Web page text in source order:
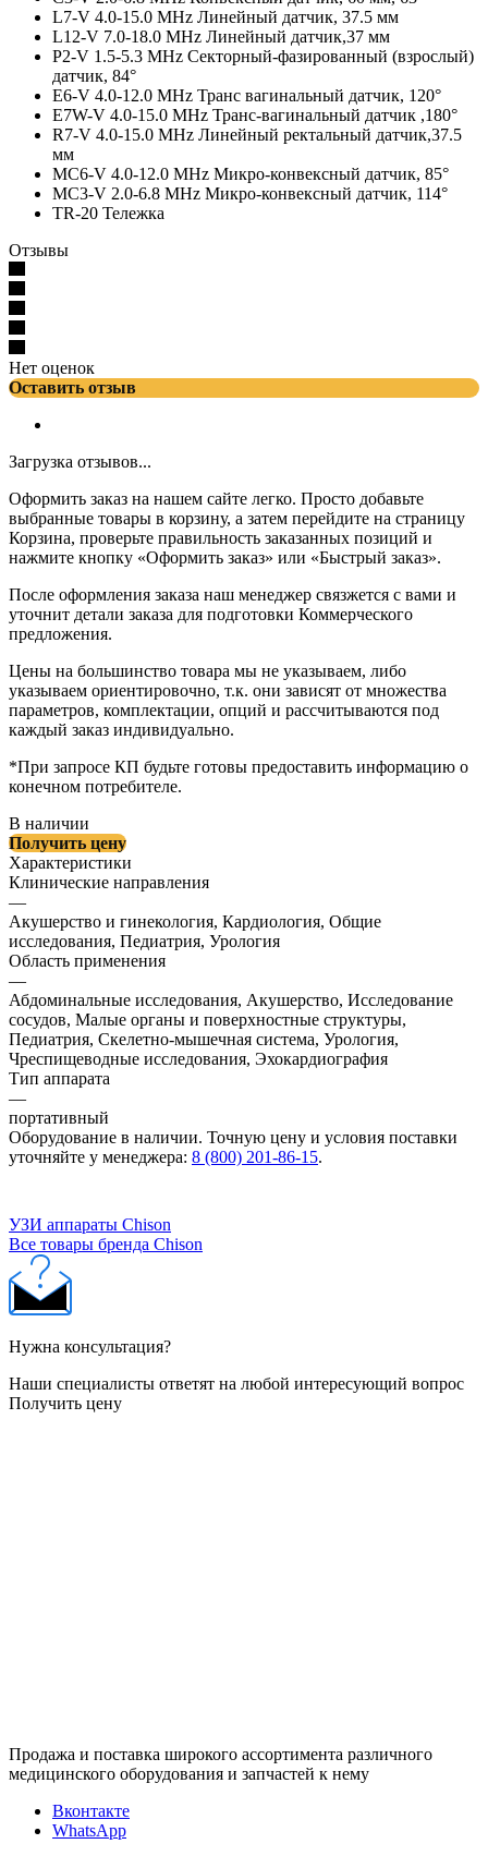
L7-V 4.0-15.0 MHz Линейный датчик, 37.5 мм
L12-V 7.0-18.0 MHz Линейный датчик,37 мм
P2-V 1.5-5.3 MHz Секторный-фазированный (взрослый)
датчик, 84°
E6-V 4.0-12.0 MHz Транс вагинальный датчик, 120°
E7W-V 4.0-15.0 MHz Транс-вагинальный датчик ,180°
R7-V 4.0-15.0 MHz Линейный ректальный датчик,37.5
мм
MC6-V 4.0-12.0 MHz Микро-конвексный датчик, 85°
MC3-V 2.0-6.8 MHz Микро-конвексный датчик, 114°
TR-20 Тележка
Отзывы
Нет оценок
Оставить отзыв
Загрузка отзывов...
Оформить заказ на нашем сайте легко. Просто добавьте
выбранные товары в корзину, а затем перейдите на страницу
Корзина, проверьте правильность заказанных позиций и
нажмите кнопку «Оформить заказ» или «Быстрый заказ».
После оформления заказа наш менеджер связжется с вами и
уточнит детали заказа для подготовки Коммерческого
предложения.
Цены на большинство товара мы не указываем, либо
указываем ориентировочно, т.к. они зависят от множества
параметров, комплектации, опций и рассчитываются под
каждый заказ индивидуально.
*При запросе КП будьте готовы предоставить информацию о
конечном потребителе.
В наличии
Получить цену
Характеристики
Клинические направления
—
Акушерство и гинекология, Кардиология, Общие
исследования, Педиатрия, Урология
Область применения
—
Абдоминальные исследования, Акушерство, Исследование
сосудов, Малые органы и поверхностные структуры,
Педиатрия, Скелетно-мышечная система, Урология,
Чреспищеводные исследования, Эхокардиография
Тип аппарата
—
портативный
Оборудование в наличии. Точную цену и условия поставки
уточняйте у менеджера: 8 (800) 201-86-15.
УЗИ аппараты Chison
Все товары бренда Chison
Нужна консультация?
Наши специалисты ответят на любой интересующий вопрос
Получить цену
Продажа и поставка широкого ассортимента различного
медицинского оборудования и запчастей к нему
Вконтакте
WhatsApp